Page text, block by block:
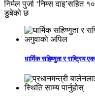
निर्मल पुर्जा ‘निम्स
डुबेको छ
धार्मिक सहिष्णुता र राष्ट्रिय